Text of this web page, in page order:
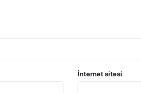
İnternet sitesi